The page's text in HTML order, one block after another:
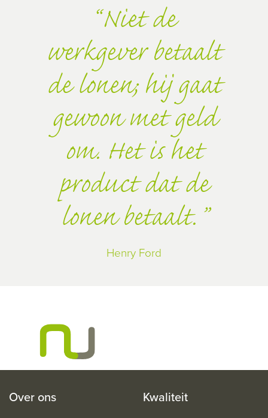
Niet de
werkgever betaalt
de lonen; hij gaat
gewoon met geld
om. Het is het
product dat de
lonen betaalt.
Henry Ford
Over ons Kwaliteit